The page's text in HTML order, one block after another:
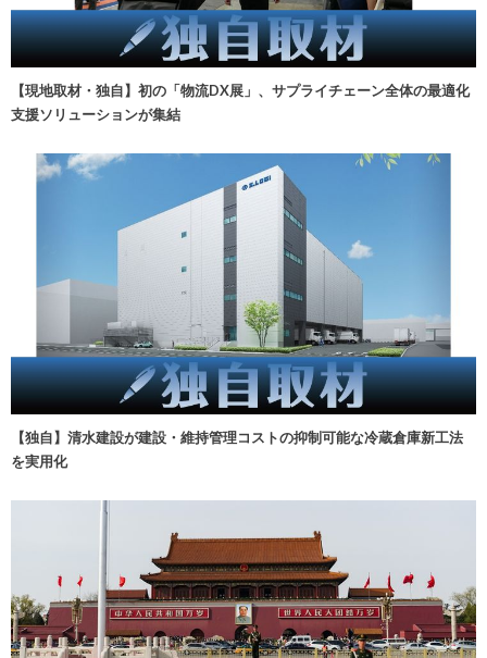
【現地取材・独自】初の「物流DX展」、サプライチェーン全体の最適化
支援ソリューションが集結
【独自】清水建設が建設・維持管理コストの抑制可能な冷蔵倉庫新工法
を実用化